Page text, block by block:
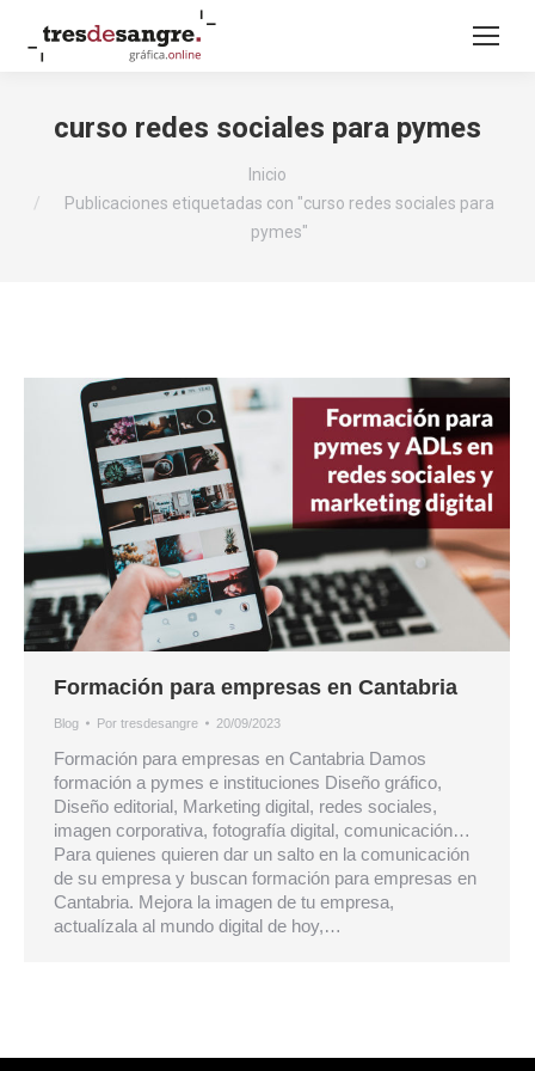
curso redes sociales para pymes
Inicio
Publicaciones etiquetadas con "curso redes sociales para
pymes"
Formación para empresas en Cantabria
Blog Por tresdesangre 20/09/2023
Formación para empresas en Cantabria Damos
formación a pymes e instituciones Diseño gráfico,
Diseño editorial, Marketing digital, redes sociales,
imagen corporativa, fotografía digital, comunicación…
Para quienes quieren dar un salto en la comunicación
de su empresa y buscan formación para empresas en
Cantabria. Mejora la imagen de tu empresa,
actualízala al mundo digital de hoy,…